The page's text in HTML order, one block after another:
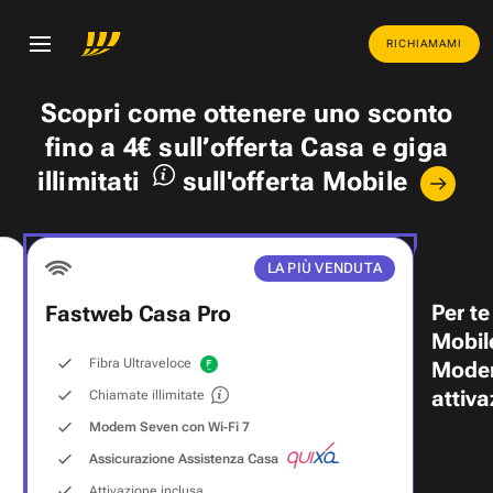
RICHIAMAMI
Scopri come ottenere uno sconto
fino a 4€ sull’offerta Casa egiga
illimitati
sull'offerta Mobile
LA PIÙ VENDUTA
Fastweb Casa Pro
Fibra Ultraveloce
Chiamate illimitate
Modem Seven con Wi‑Fi 7
Assicurazione Assistenza Casa
Per